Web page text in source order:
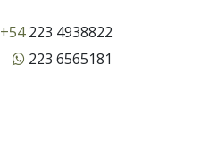
+54223 4938822
223 6565181